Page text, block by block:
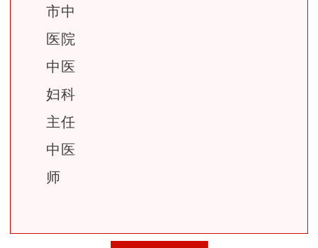
市中
医院
中医
妇科
主任
中医
师